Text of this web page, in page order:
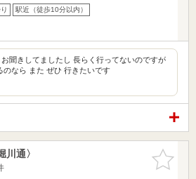
駅近（徒歩10分以内）
お聞きしてましたし 長らく行ってないのですが
のなら また ぜひ 行きたいです
お気に入
りに追加
通〉